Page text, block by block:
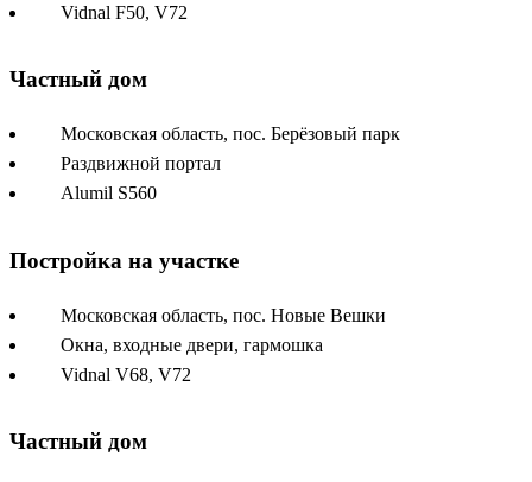
Vidnal F50, V72
Частный дом
Московская область, пос. Берёзовый парк
Раздвижной портал
Alumil S560
Постройка на участке
Московская область, пос. Новые Вешки
Окна, входные двери, гармошка
Vidnal V68, V72
Частный дом